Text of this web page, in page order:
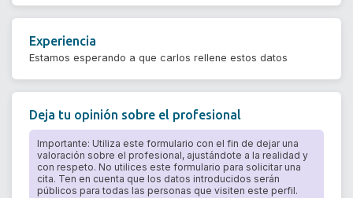
Experiencia
Estamos esperando a que carlos rellene estos datos
Deja tu opinión sobre el profesional
Importante: Utiliza este formulario con el fin de dejar una
valoración sobre el profesional, ajustándote a la realidad y
con respeto. No utilices este formulario para solicitar una
cita. Ten en cuenta que los datos introducidos serán
públicos para todas las personas que visiten este perfil.